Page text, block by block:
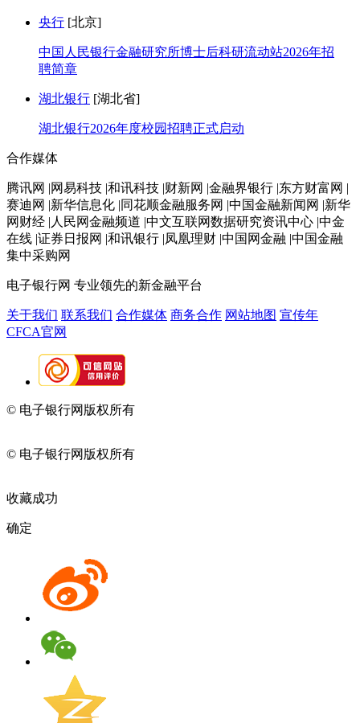
央行 [北京]
中国人民银行金融研究所博士后科研流动站2026年招
聘简章
湖北银行 [湖北省]
湖北银行2026年度校园招聘正式启动
合作媒体
腾讯网 |网易科技 |和讯科技 |财新网 |金融界银行 |东方财富网 |
赛迪网 |新华信息化 |同花顺金融服务网 |中国金融新闻网 |新华
网财经 |人民网金融频道 |中文互联网数据研究资讯中心 |中金
在线 |证券日报网 |和讯银行 |凤凰理财 |中国网金融 |中国金融
集中采购网
电子银行网 专业领先的新金融平台
关于我们 联系我们 合作媒体 商务合作 网站地图 宣传年
CFCA官网
© 电子银行网版权所有
© 电子银行网版权所有
收藏成功
确定